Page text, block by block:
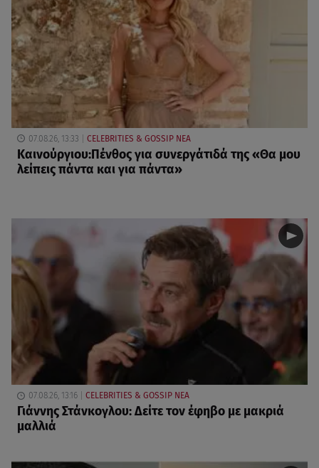
07.08.26, 13:33 CELEBRITIES & GOSSIP ΝΕΑ
Καινούργιου:Πένθος για συνεργάτιδά της «Θα μου
λείπεις πάντα και για πάντα»
07.08.26, 13:16 CELEBRITIES & GOSSIP ΝΕΑ
Γιάννης Στάνκογλου: Δείτε τον έφηβο με μακριά
μαλλιά